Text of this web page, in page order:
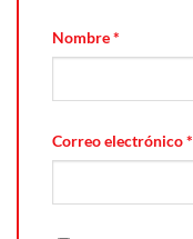
Nombre*
Correo electrónico*